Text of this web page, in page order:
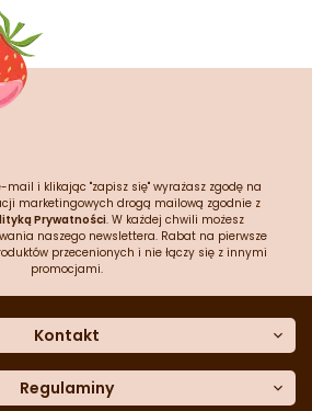
i klikając "zapisz się" wyrażasz zgodę na
marketingowych drogą mailową zgodnie z
Prywatności. W każdej chwili możesz
naszego newslettera. Rabat na pierwsze
przecenionych i nie łączy się z innymi
promocjami.
Kontakt
Dane kontaktowe
Regulaminy